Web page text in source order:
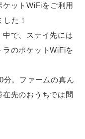
ットWiFiをご利用
た！
で、ステイ先には
のポケットWiFiを
分。ファームの真ん
先のおうちでは問